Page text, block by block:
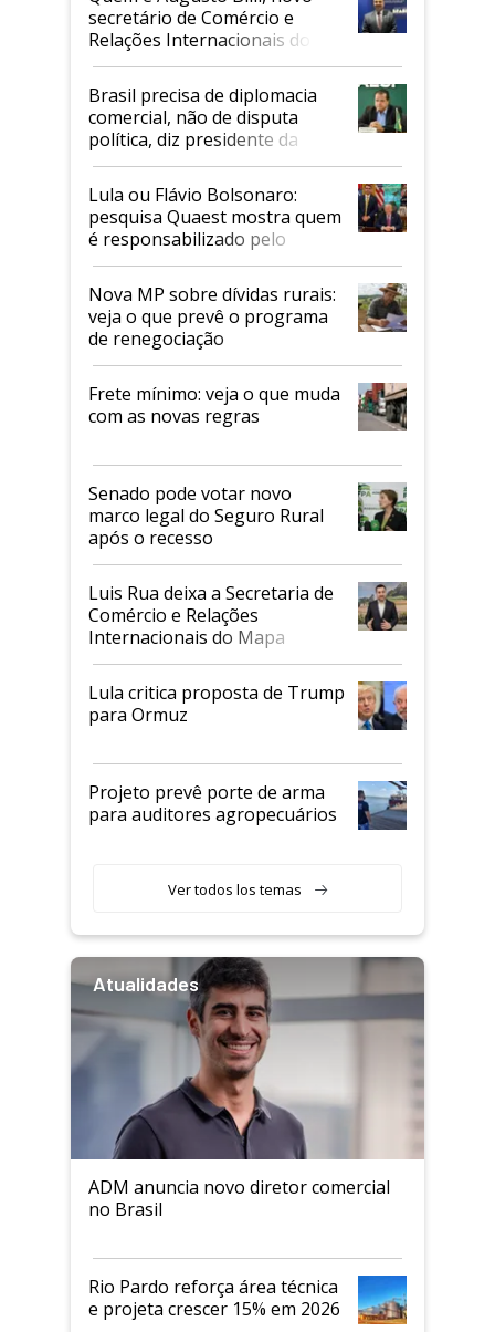
secretário de Comércio e
Relações Internacionais do
Mapa
Brasil precisa de diplomacia
comercial, não de disputa
política, diz presidente da
Faesp
Lula ou Flávio Bolsonaro:
pesquisa Quaest mostra quem
é responsabilizado pelo
tarifaço dos EUA
Nova MP sobre dívidas rurais:
veja o que prevê o programa
de renegociação
Frete mínimo: veja o que muda
com as novas regras
Senado pode votar novo
marco legal do Seguro Rural
após o recesso
Luis Rua deixa a Secretaria de
Comércio e Relações
Internacionais do Mapa
Lula critica proposta de Trump
para Ormuz
Projeto prevê porte de arma
para auditores agropecuários
Ver todos los temas
Atualidades
ADM anuncia novo diretor comercial
no Brasil
Rio Pardo reforça área técnica
e projeta crescer 15% em 2026